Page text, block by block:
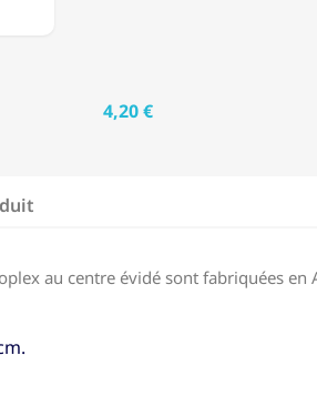
4,20 €
au centre évidé sont fabriquées en